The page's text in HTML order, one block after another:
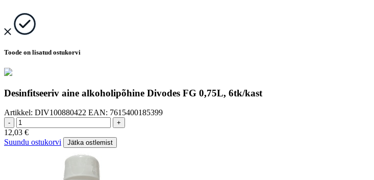
Toode on lisatud ostukorvi
Desinfitseeriv aine alkoholipõhine Divodes FG 0,75L, 6tk/kast
Artikkel: DIV100880422 EAN: 7615400185399
- +
12,03 €
Suundu ostukorvi
Jätka ostlemist